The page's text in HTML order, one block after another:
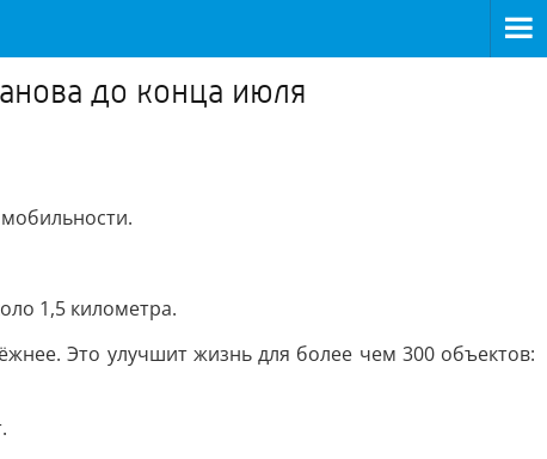
до конца июля
1,5 километра.
Это улучшит жизнь для более чем 300 объектов: